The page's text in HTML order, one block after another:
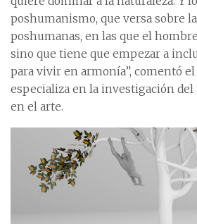
poshumanismo, que versa sobre
poshumanas, en las que el
sino que tiene que empezar a
para vivir en armonía”, comentó
especializa en la investigación del
en el arte.